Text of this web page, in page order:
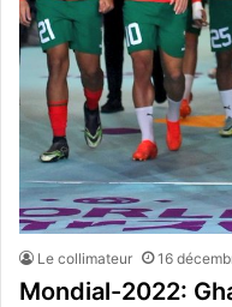
Le collimateur 16
Mondial-2022: